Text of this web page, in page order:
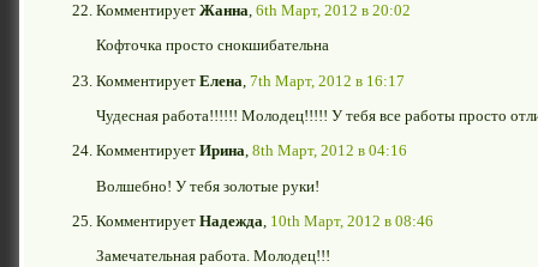
Комментирует Жанна, 6th Март, 2012 в 20:02
Кофточка просто снокшибательна
Комментирует Елена 7th Март, 2012 в 16:17
Чудесная работа!!!!!! Молодец!!!!! У тебя все работы просто
Комментирует Ирина, 8th Март, 2012 в 04:16
Волшебно! У тебя золотые руки!
Комментирует Надежда, 10th Март, 2012 в 08:46
Замечательная работа. Молодец!!!